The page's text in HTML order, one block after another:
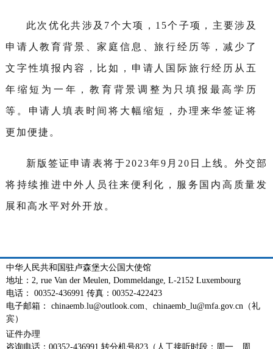
此次优化共涉及7个大项，15个子项，主要涉及
申请人教育背景、家庭信息、旅行经历等，减少了
文字性填报内容，比如，申请人国际旅行经历从五
年缩短为一年，教育背景调整为只填报最高学历
等。申请人填表时间将大幅缩短，办理来华签证将
更加便捷。
新版签证申请表将于2023年9月20日上线。外交部
将持续推进中外人员往来便利化，服务国内高质量发
展和高水平对外开放。
中华人民共和国驻卢森堡大公国大使馆
地址：2, rue Van der Meulen, Dommeldange, L-2152 Luxembourg
电话： 00352-436991 传真：00352-422423
电子邮箱： chinaemb.lu@outlook.com、chinaemb_lu@mfa.gov.cn（礼
宾）
证件办理
咨询电话：00352-436991 转分机号823（人工接听时段：周一、周